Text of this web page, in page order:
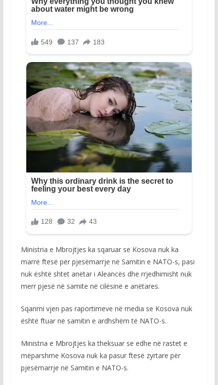
Ministria e Mbrojtjes ka sqaruar se Kosova nuk ka
marrë ftesë për pjesëmarrje në Samitin e NATO-s, pasi
nuk është shtet anëtar i Aleancës dhe rrjedhimisht nuk
merr pjesë në samite në cilësinë e anëtares.
Sqarimi vjen pas raportimeve në media se Kosova nuk
është ftuar në samitin e ardhshëm të NATO-s.
Ministria e Mbrojtjes ka theksuar se edhe në rastet e
mëparshme Kosova nuk ka pasur ftesë zyrtare për
pjesëmarrje në Samitin e NATO-s.